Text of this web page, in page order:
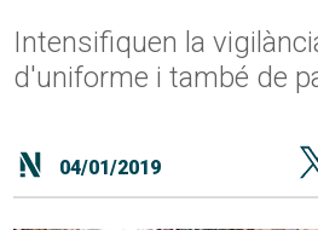
Intensifiquen la
d'uniforme i també de
04/01/2019